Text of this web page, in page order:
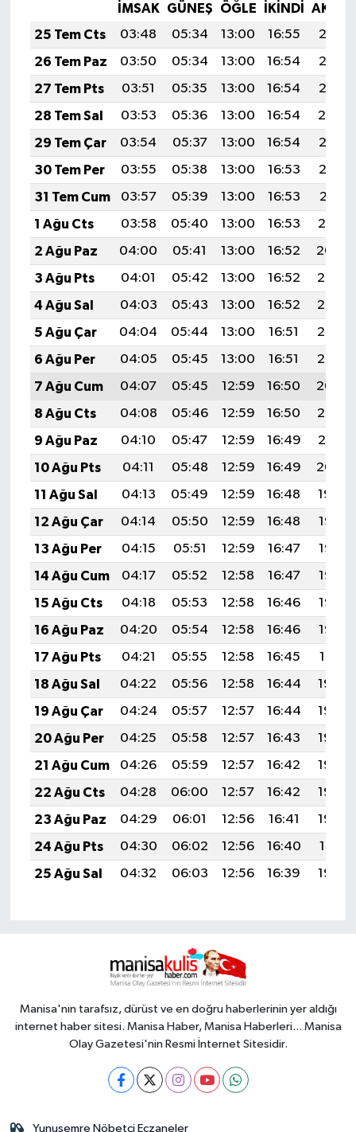
İMSAK GÜNEŞ ÖĞLE İKINDI
25 Tem Cts
03:48 05:34 13:00 16:55
20:17
26 Tem Paz
03:50 05:34 13:00 16:54
20:16
27 Tem Pts
03:51 05:35 13:00 16:54
20:15
28 Tem Sal
03:53 05:36 13:00 16:54
20:14
29 Tem Çar
03:54 05:37 13:00 16:54
20:13
30 Tem Per
03:55 05:38 13:00 16:53
20:12
31 Tem Cum
03:57 05:39 13:00 16:53
20:11
1 Ağu Cts
03:58 05:40 13:00 16:53
20:10
2 Ağu Paz
04:00 05:41 13:00 16:52
20:09
3 Ağu Pts
04:01 05:42 13:00 16:52
20:08
4 Ağu Sal
04:03 05:43 13:00 16:52
20:07
5 Ağu Çar
04:04 05:44 13:00 16:51
20:06
6 Ağu Per
04:05 05:45 13:00 16:51
20:05
7 Ağu Cum
04:07 05:45 12:59 16:50
20:04
8 Ağu Cts
04:08 05:46 12:59 16:50
20:02
9 Ağu Paz
04:10 05:47 12:59 16:49
20:01
10 Ağu Pts
04:11 05:48 12:59 16:49
20:00
11 Ağu Sal
04:13 05:49 12:59 16:48
19:59
12 Ağu Çar
04:14 05:50 12:59 16:48
19:57
13 Ağu Per
04:15 05:51 12:59 16:47
19:56
14 Ağu Cum
04:17 05:52 12:58 16:47
19:55
15 Ağu Cts
04:18 05:53 12:58 16:46
19:53
16 Ağu Paz
04:20 05:54 12:58 16:46
19:52
17 Ağu Pts
04:21 05:55 12:58 16:45
19:51
18 Ağu Sal
04:22 05:56 12:58 16:44
19:49
19 Ağu Çar
04:24 05:57 12:57 16:44
19:48
20 Ağu Per
04:25 05:58 12:57 16:43
19:46
21 Ağu Cum
04:26 05:59 12:57 16:42
19:45
22 Ağu Cts
04:28 06:00 12:57 16:42
19:44
23 Ağu Paz
04:29 06:01 12:56 16:41
19:42
24 Ağu Pts
04:30 06:02 12:56 16:40
19:41
25 Ağu Sal
04:32 06:03 12:56 16:39 19:39
Manisa'nın tarafsız, dürüst ve en doğru haberlerinin yer aldığı
internet haber sitesi. Manisa Haber, Manisa Haberleri... Manisa
Olay Gazetesi'nin Resmi İnternet Sitesidir.
Yunusemre Nöbetçi Eczaneler